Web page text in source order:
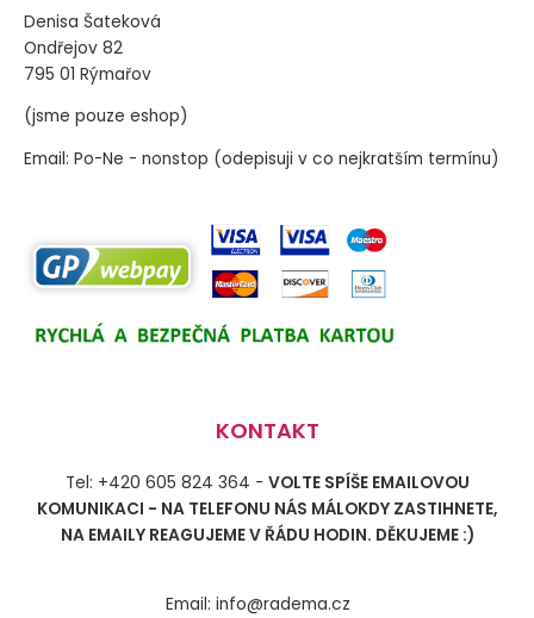
Denisa Šateková
Ondřejov 82
795 01 Rýmařov
(jsme pouze eshop)
Email: Po-Ne - nonstop (odepisuji v co nejkratším termínu)
KONTAKT
Tel: +420 605 824 364 - VOLTE SPÍŠE EMAILOVOU
KOMUNIKACI - NA TELEFONU NÁS MÁLOKDY ZASTIHNETE,
NA EMAILY REAGUJEME V ŘÁDU HODIN. DĚKUJEME :)
Email: info@radema.cz